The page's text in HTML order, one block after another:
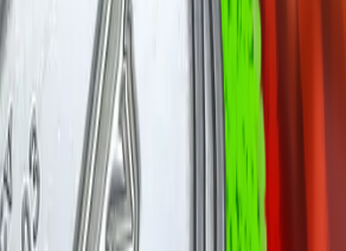
редкости Армейское качество с
3,2%. Это типичный уровень для
связанных с крупными турнирами.